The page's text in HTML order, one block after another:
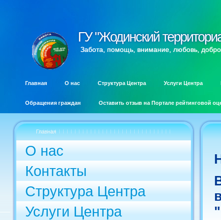
ГУ "Жодинский
ГУ "Жодинский
Забота, помощь, внимание, любовь, добро
Главная О нас Структура Центра Услуги Центра
Обращения граждан Оставить отзыв на Портале рейтинговой
Главная
О нас
Контакты
Структура Центра
Услуги Центра